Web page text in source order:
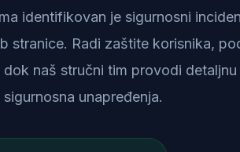
identifikovan je sigurnosni
stranice. Radi zaštite korisnika,
naš stručni tim provodi detaljnu
unapređenja.